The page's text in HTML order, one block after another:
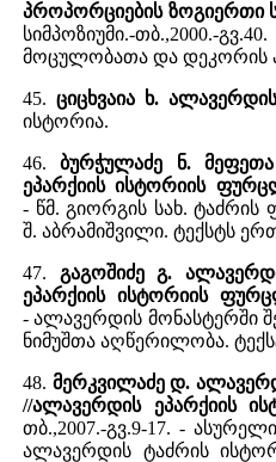
პროპორციების ზოგიერთი
სიმპოზიუმი.-თბ.,2000.-
მოცულობათა და დეკორის
45. ციცხვაია ხ.
ისტორია.
46. ბურჭულაძე ნ.
ეპარქიის ისტორიის
- წმ. გიორგის სახ.
შ. აბრამიშვილი. ტექსტს
47. გაგოშიძე გ.
ეპარქიის ისტორიის
- ალავერდის მონასტერში
ნიმუშთა აღწერილობა.
48. მერკვილაძე დ.
//ალავერდის ეპარქიის
თბ.,2007.-გვ.9-17. -
ალავერდის ტაძრის